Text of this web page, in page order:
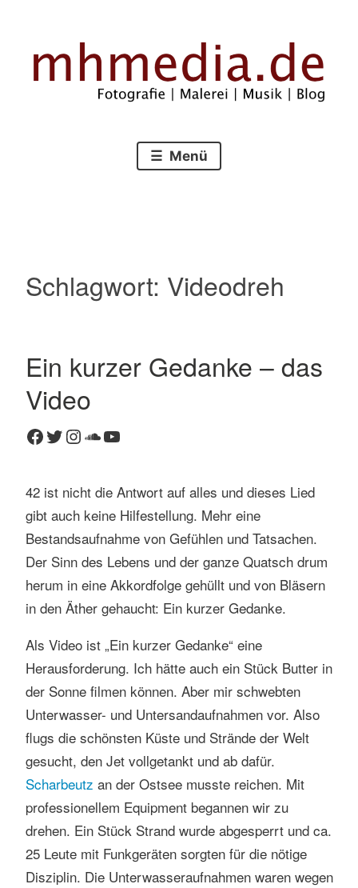
springen
mhmedia.de
Menü
Schlagwort: Videodreh
Ein kurzer Gedanke – das
Video
Facebook
Twitter
Instagram
SoundCloud
YouTube
42 ist nicht die Antwort auf alles und dieses Lied
gibt auch keine Hilfestellung. Mehr eine
Bestandsaufnahme von Gefühlen und Tatsachen.
Der Sinn des Lebens und der ganze Quatsch drum
herum in eine Akkordfolge gehüllt und von Bläsern
in den Äther gehaucht: Ein kurzer Gedanke.
Als Video ist „Ein kurzer Gedanke“ eine
Herausforderung. Ich hätte auch ein Stück Butter in
der Sonne filmen können. Aber mir schwebten
Unterwasser- und Untersandaufnahmen vor. Also
flugs die schönsten Küste und Strände der Welt
gesucht, den Jet vollgetankt und ab dafür.
Scharbeutz an der Ostsee musste reichen. Mit
professionellem Equipment begannen wir zu
drehen. Ein Stück Strand wurde abgesperrt und ca.
25 Leute mit Funkgeräten sorgten für die nötige
Disziplin. Die Unterwasseraufnahmen waren wegen
K
t
a
r
n
t
r
l
a
e
n